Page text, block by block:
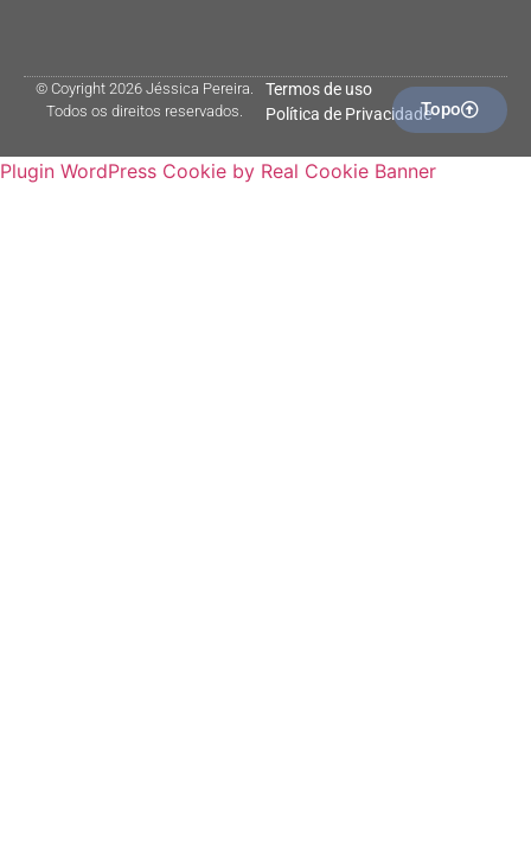
© Coyright 2026 Jéssica Pereira.
Todos os direitos reservados.
Termos de uso
Política de PrivacidadeTopo
Plugin WordPress Cookie by Real Cookie Banner